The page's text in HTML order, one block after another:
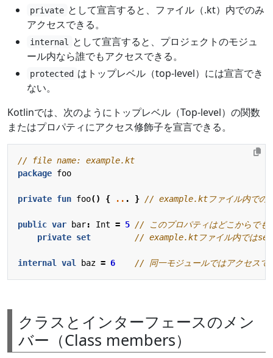
private として宣言すると、ファイル（.kt）内でのみ
アクセスできる。
internal
として宣言すると、プロジェクトのモジュ
ール内なら誰でもアクセスできる。
protected はトップレベル（top-level）には宣言でき
ない。
Kotlinでは、次のようにトップレベル（Top-level）の関数
またはプロパティにアクセス修飾子を宣言できる。
package foo
private fun foo() { .. . }
public var bar: Int = 5
private set
internal val baz = 6
クラスとインターフェースのメン
バー（Class members）